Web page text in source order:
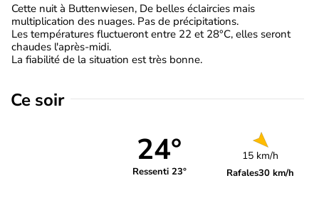
Cette nuit à Buttenwiesen, De belles éclaircies mais
multiplication des nuages. Pas de précipitations.
Les températures fluctueront entre 22 et 28°C, elles seront
chaudes l'après-midi.
La fiabilité de la situation est très bonne.
Ce soir
24°
Ressenti 23°
15 km/h
Rafales30 km/h